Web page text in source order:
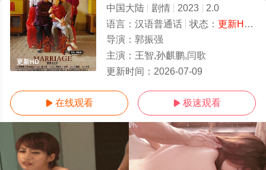
更新HD
中国大陆 剧情 2023
2.0
语言： 汉语普通话 状态： 更新HD/高清
导演： 郭振强
主演： 王智,孙麒鹏,闫歌
更新时间： 2026-07-09
 在线观看  极速观看